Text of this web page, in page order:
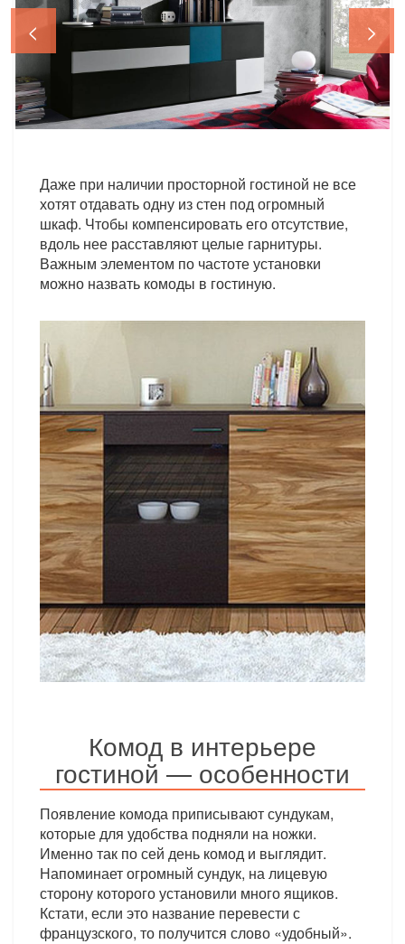
< >
Даже при наличии просторной гостиной не все
хотят отдавать одну из стен под огромный
шкаф. Чтобы компенсировать его отсутствие,
вдоль нее расставляют целые гарнитуры.
Важным элементом по частоте установки
можно назвать комоды в гостиную.
Комод в интерьере
гостиной — особенности
Появление комода приписывают сундукам,
которые для удобства подняли на ножки.
Именно так по сей день комод и выглядит.
Напоминает огромный сундук, на лицевую
сторону которого установили много ящиков.
Кстати, если это название перевести с
французского, то получится слово «удобный».